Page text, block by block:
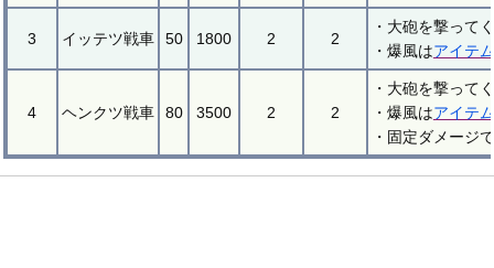
3 イッテツ戦車 50 1800 2 2
・大砲を撃って
・爆風はアイテム
4 ヘンクツ戦車 80 3500 2 2
・大砲を撃って
・爆風はアイテム
・固定ダメージ